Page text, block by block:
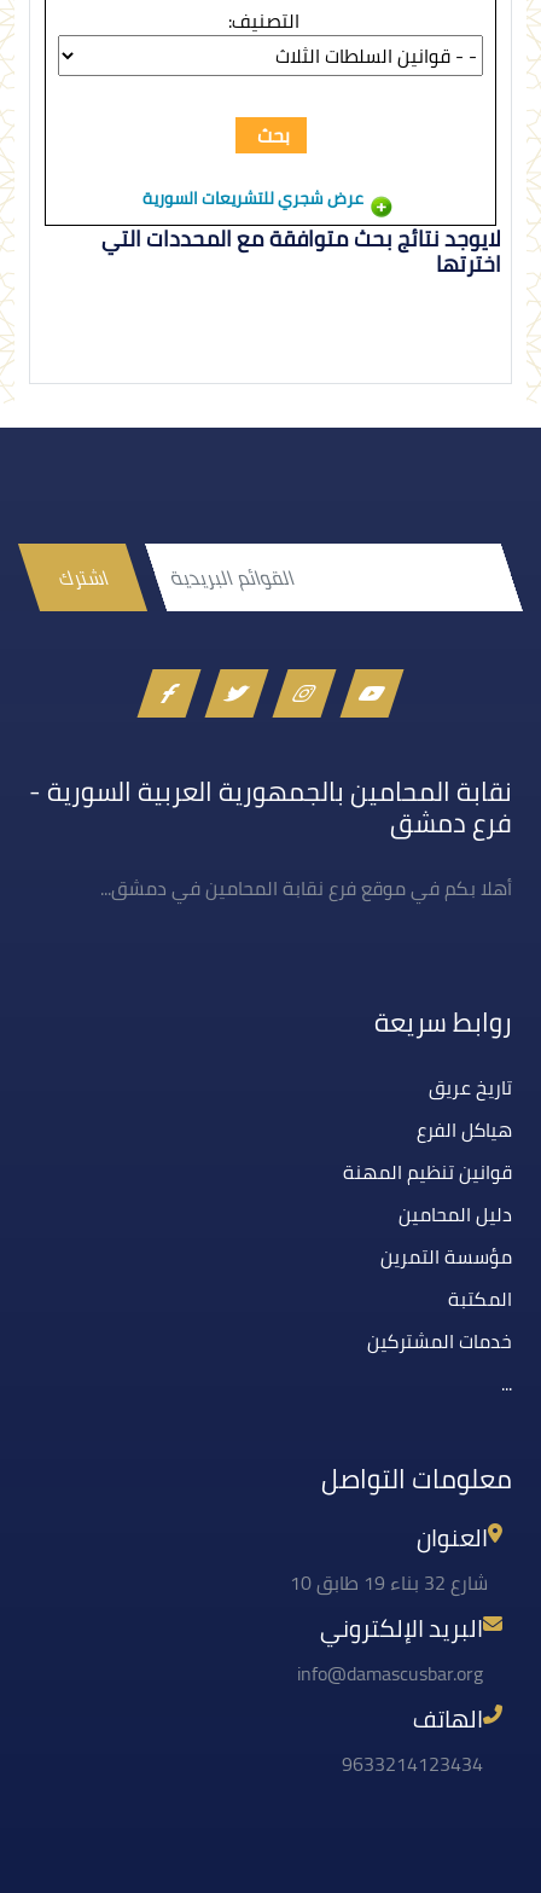
التصنيف:
عرض شجري للتشريعات السورية
لايوجد نتائج بحث متوافقة مع المحددات التي
اخترتها
اشترك
نقابة المحامين بالجمهورية العربية السورية -
فرع دمشق
أهلا بكم في موقع فرع نقابة المحامين في دمشق...
روابط سريعة
تاريخ عريق
هياكل الفرع
قوانين تنظيم المهنة
دليل المحامين
مؤسسة التمرين
المكتبة
خدمات المشتركين
...
معلومات التواصل
العنوان
شارع 32 بناء 19 طابق 10
البريد الإلكتروني
info@damascusbar.org
الهاتف
9633214123434